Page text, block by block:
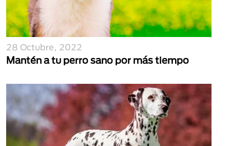
28 Octubre, 2022
Mantén a tu perro sano por más tiempo